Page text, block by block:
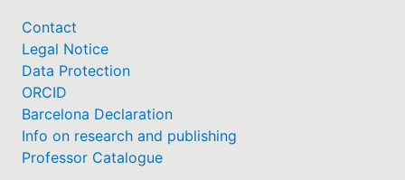
Contact
Legal Notice
Data Protection
ORCID
Barcelona Declaration
Info on research and publishing
Professor Catalogue